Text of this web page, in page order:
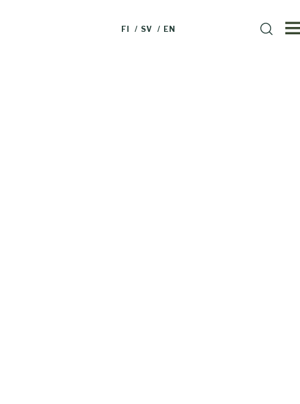
FI SV EN Haku